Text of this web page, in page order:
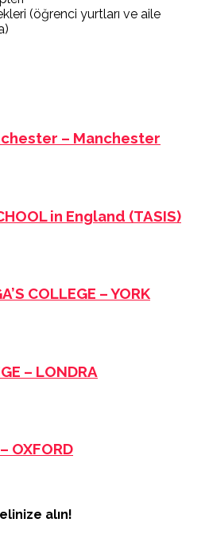
(öğrenci yurtları ve aile
– Manchester
in England (TASIS)
COLLEGE – YORK
– LONDRA
OXFORD
alın!